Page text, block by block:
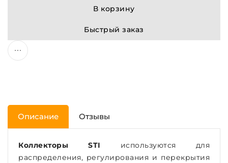
В корзину
Быстрый заказ
Описание Отзывы
Коллекторы STI используются для
распределения, регулирования и перекрытия